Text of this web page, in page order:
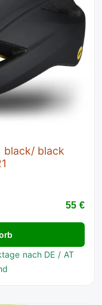
black/ black
55 €
nach DE / AT